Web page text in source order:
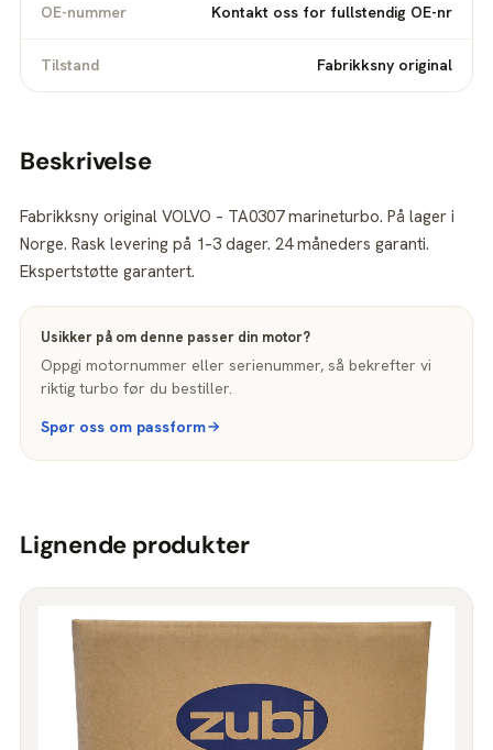
OE-nummer Kontakt oss for fullstendig OE-nr
Tilstand Fabrikksny original
Beskrivelse
Fabrikksny original VOLVO – TA0307 marineturbo. På lager i
Norge. Rask levering på 1–3 dager. 24 måneders garanti.
Ekspertstøtte garantert.
Usikker på om denne passer din motor?
Oppgi motornummer eller serienummer, så bekrefter vi
riktig turbo før du bestiller.
Spør oss om passform
Lignende produkter